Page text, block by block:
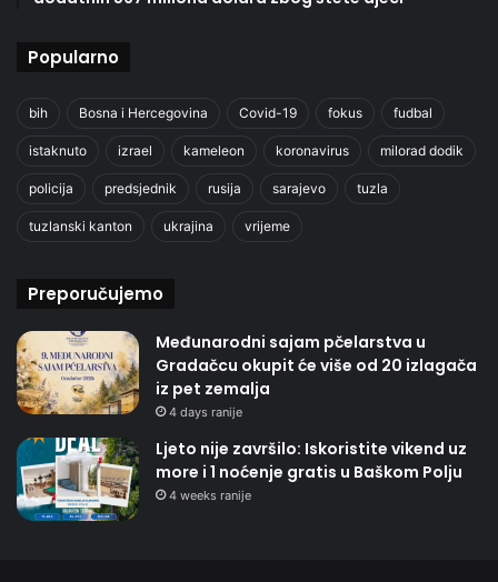
Popularno
bih Bosna i Hercegovina Covid-19 fokus fudbal
istaknuto izrael kameleon koronavirus milorad dodik
policija predsjednik rusija sarajevo tuzla
tuzlanski kanton ukrajina vrijeme
Preporučujemo
Međunarodni sajam pčelarstva u
Gradačcu okupit će više od 20 izlagača
iz pet zemalja
4 days ranije
Ljeto nije završilo: Iskoristite vikend uz
more i 1 noćenje gratis u Baškom Polju
4 weeks ranije